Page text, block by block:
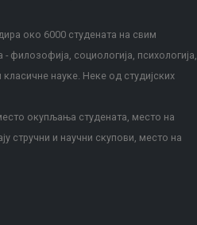
око 6000 студената на свим
филозофија, социологија, психологија,
класичне науке. Неке од студијских
окупљања студената, место на
стручни и научни скупови, место на